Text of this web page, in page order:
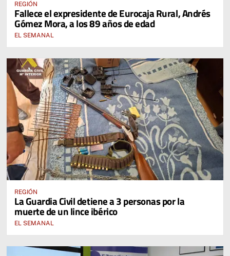
REGIÓN
Fallece el expresidente de Eurocaja Rural, Andrés
Gómez Mora, a los 89 años de edad
EL SEMANAL
REGIÓN
La Guardia Civil detiene a 3 personas por la
muerte de un lince ibérico
EL SEMANAL